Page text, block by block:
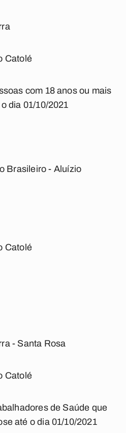
Catolé
com 18 anos ou mais
dia 01/10/2021
Brasileiro - Aluízio
Catolé
- Santa Rosa
Catolé
de Saúde que
até o dia 01/10/2021